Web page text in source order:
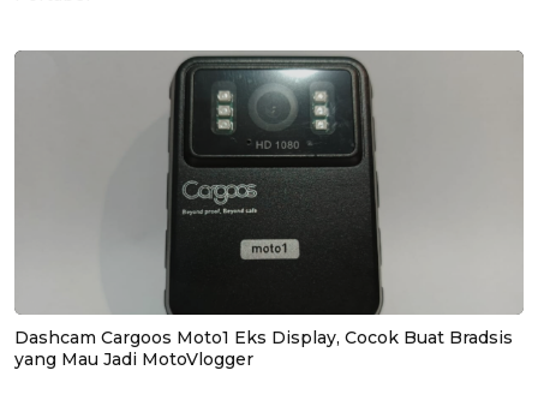
Dashcam Cargoos Moto1 Eks Display, Cocok Buat Bradsis
yang Mau Jadi MotoVlogger